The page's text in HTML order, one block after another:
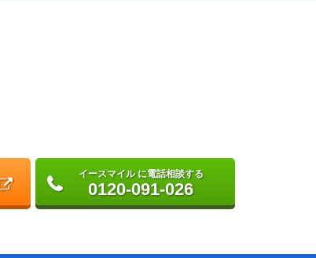
イースマイル に電話相談する
0120-091-026